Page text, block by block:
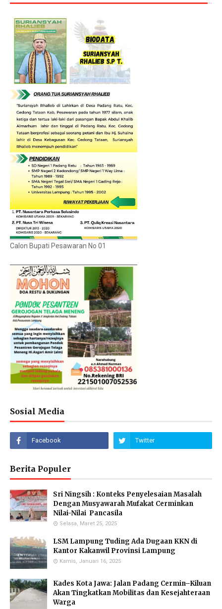
Calon Bupati Pesawaran No 01
Sosial Media
Berita Populer
Sri Ningsih : Konteks Penyelesaian Masalah
Dengan Musyawarah Mufakat Cerminkan
Nilai-Nilai Pancasila
Selasa, Maret 25, 2025
LSM Lampung Tuding Ada Dugaan KKN di
Kantor Kakanwil Provinsi Lampung
Kamis, Januari 16, 2025
Kades Kota Jawa: Jalan Padang Cermin–Kiluan
Akan Tingkatkan Mobilitas dan Kesejahteraan
Warga